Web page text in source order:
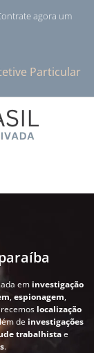
agora um
Particular
em investigação
,espionagem,
localização
de investigações
trabalhistae
.